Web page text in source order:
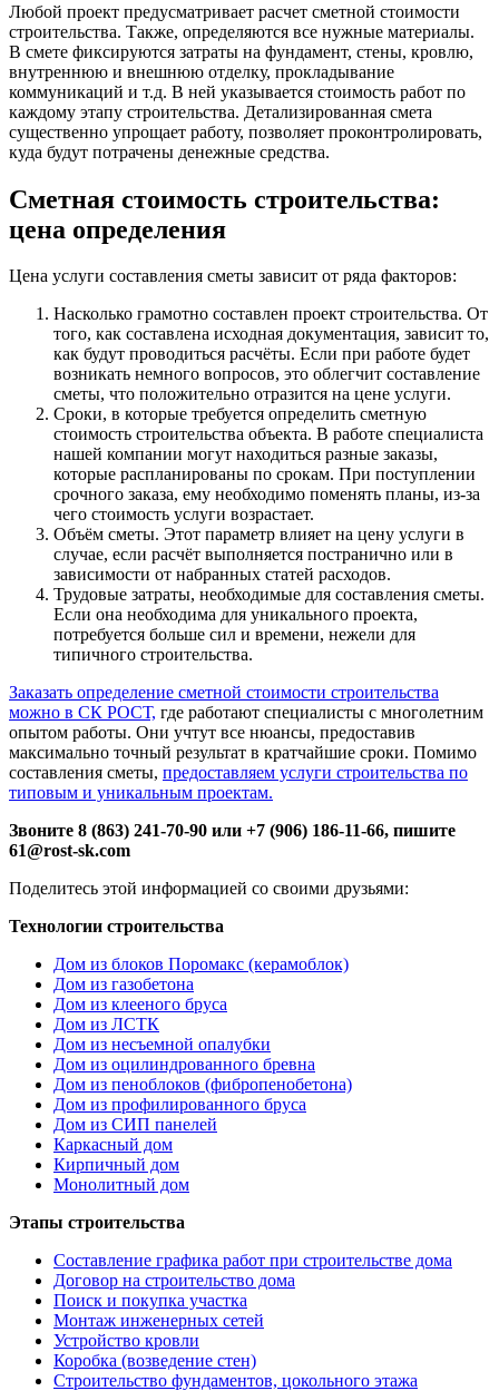
Любой проект предусматривает расчет сметной стоимости
строительства. Также, определяются все нужные материалы.
В смете фиксируются затраты на фундамент, стены, кровлю,
внутреннюю и внешнюю отделку, прокладывание
коммуникаций и т.д. В ней указывается стоимость работ по
каждому этапу строительства. Детализированная смета
существенно упрощает работу, позволяет проконтролировать,
куда будут потрачены денежные средства.
Сметная стоимость строительства:
цена определения
Цена услуги составления сметы зависит от ряда факторов:
Насколько грамотно составлен проект строительства. От
того, как составлена исходная документация, зависит то,
как будут проводиться расчёты. Если при работе будет
возникать немного вопросов, это облегчит составление
сметы, что положительно отразится на цене услуги.
Сроки, в которые требуется определить сметную
стоимость строительства объекта. В работе специалиста
нашей компании могут находиться разные заказы,
которые распланированы по срокам. При поступлении
срочного заказа, ему необходимо поменять планы, из-за
чего стоимость услуги возрастает.
Объём сметы. Этот параметр влияет на цену услуги в
случае, если расчёт выполняется постранично или в
зависимости от набранных статей расходов.
Трудовые затраты, необходимые для составления сметы.
Если она необходима для уникального проекта,
потребуется больше сил и времени, нежели для
типичного строительства.
Заказать определение сметной стоимости строительства
можно в СК РОСТ, где работают специалисты с многолетним
опытом работы. Они учтут все нюансы, предоставив
максимально точный результат в кратчайшие сроки. Помимо
составления сметы, предоставляем услуги строительства по
типовым и уникальным проектам.
Звоните 8 (863) 241-70-90 или +7 (906) 186-11-66, пишите
61@rost-sk.com
Поделитесь этой информацией со своими друзьями:
Технологии строительства
Дом из блоков Поромакс (керамоблок)
Дом из газобетона
Дом из клееного бруса
Дом из ЛСТК
Дом из несъемной опалубки
Дом из оцилиндрованного бревна
Дом из пеноблоков (фибропенобетона)
Дом из профилированного бруса
Дом из СИП панелей
Каркасный дом
Кирпичный дом
Монолитный дом
Этапы строительства
Составление графика работ при строительстве дома
Договор на строительство дома
Поиск и покупка участка
Монтаж инженерных сетей
Устройство кровли
Коробка (возведение стен)
Строительство фундаментов, цокольного этажа